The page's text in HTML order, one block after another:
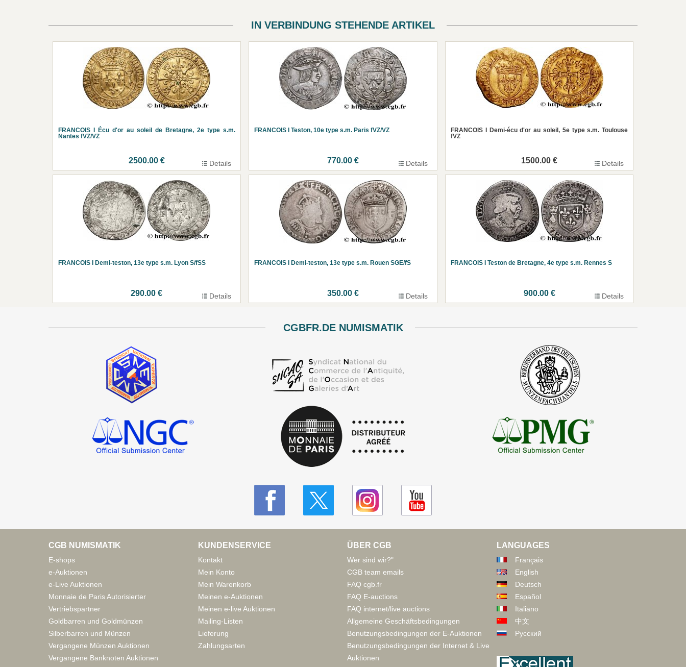
IN VERBINDUNG STEHENDE ARTIKEL
FRANCOIS I Écu d'or au soleil de Bretagne, 2e type s.m.
Nantes fVZ/VZ
2500.00 € Details
FRANCOIS I Teston, 10e type s.m. Paris fVZ/VZ
770.00 € Details
FRANCOIS I Demi-écu d'or au soleil, 5e type s.m. Toulouse
fVZ
1500.00 € Details
FRANCOIS I Demi-teston, 13e type s.m. Lyon S/fSS
290.00 € Details
FRANCOIS I Demi-teston, 13e type s.m. Rouen SGE/fS
350.00 € Details
FRANCOIS I Teston de Bretagne, 4e type s.m. Rennes S
900.00 € Details
CGBFR.DE NUMISMATIK
CGB NUMISMATIK
E-shops
e-Auktionen
e-Live Auktionen
Monnaie de Paris Autorisierter
Vertriebspartner
Goldbarren und Goldmünzen
Silberbarren und Münzen
Vergangene Münzen Auktionen
Vergangene Banknoten Auktionen
KUNDENSERVICE
Kontakt
Mein Konto
Mein Warenkorb
Meinen e-Auktionen
Meinen e-live Auktionen
Mailing-Listen
Lieferung
Zahlungsarten
ÜBER CGB
Wer sind wir?"
CGB team emails
FAQ cgb.fr
FAQ E-auctions
FAQ internet/live auctions
Allgemeine Geschäftsbedingungen
Benutzungsbedingungen der E-Auktionen
Benutzungsbedingungen der Internet & Live
Auktionen
LANGUAGES
Français
English
Deutsch
Español
Italiano
中文
Русский